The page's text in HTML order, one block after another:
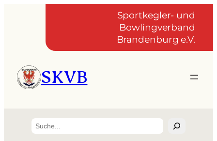
Sportkegler- und
Bowlingverband
Brandenburg e.V.
SKVB
Suchen